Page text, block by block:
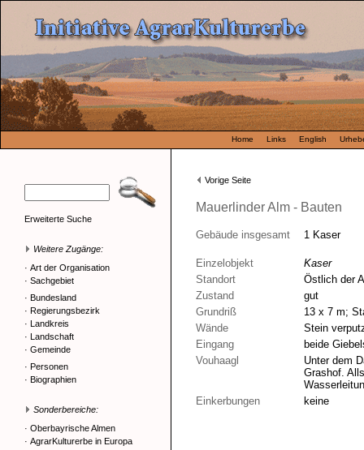
Home Links English
Erweiterte Suche
Weitere Zugänge:
· Art der Organisation
· Sachgebiet
· Bundesland
· Regierungsbezirk
· Landkreis
· Landschaft
· Gemeinde
· Personen
· Biographien
Sonderbereiche:
· Oberbayrische Almen
· AgrarKulturerbe in Europa
Vorige Seite
Mauerlinder Alm - Bauten
Gebäude insgesamt 1 Kaser
Einzelobjekt
Kaser
Standort
Östlich der
Zustand
gut
Grundriß
13 x 7 m;
Wände
Stein
Eingang
beide
Vouhaagl
Unter dem
Grashof.
Einkerbungen
keine